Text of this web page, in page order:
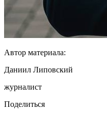
Автор материала:
Даниил Липовский
журналист
Поделиться